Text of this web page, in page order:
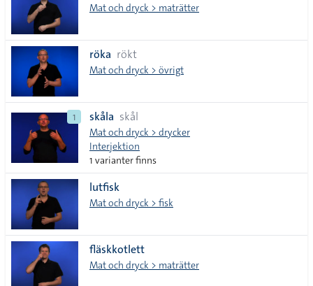
Mat och dryck > maträtter
röka rökt
Mat och dryck > övrigt
1 skåla skål
Mat och dryck > drycker
Interjektion
1 varianter finns
lutfisk
Mat och dryck > fisk
fläskkotlett
Mat och dryck > maträtter